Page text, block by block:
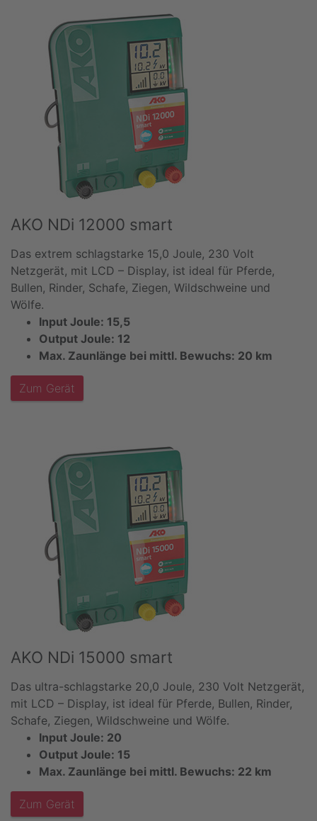
AKO NDi 12000 smart
Das extrem schlagstarke 15,0 Joule, 230 Volt
Netzgerät, mit LCD – Display, ist ideal für Pferde,
Bullen, Rinder, Schafe, Ziegen, Wildschweine und
Wölfe.
Input Joule: 15,5
Output Joule: 12
Max. Zaunlänge bei mittl. Bewuchs: 20 km
Zum Gerät
AKO NDi 15000 smart
Das ultra-schlagstarke 20,0 Joule, 230 Volt Netzgerät,
mit LCD – Display, ist ideal für Pferde, Bullen, Rinder,
Schafe, Ziegen, Wildschweine und Wölfe.
Input Joule: 20
Output Joule: 15
Max. Zaunlänge bei mittl. Bewuchs: 22 km
Zum Gerät